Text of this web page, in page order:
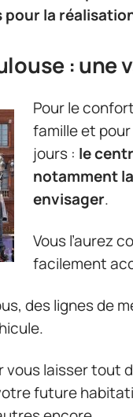
la
: une
Pour le
famille et
jours : le
notamment
envisager.
Vous l’aurez
facilement
des lignes de
laisser tout
future